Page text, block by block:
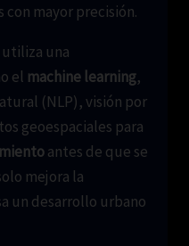
mayor precisión.
utiliza una
el machine learning,
(NLP), visión por
geoespaciales para
antes de que se
mejora la
un desarrollo urbano